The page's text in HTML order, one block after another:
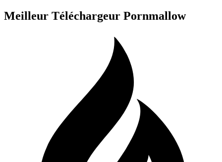
Meilleur Téléchargeur Pornmallow